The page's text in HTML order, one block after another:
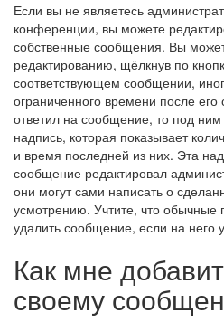
Если вы не являетесь
конференции, вы можете
собственные сообщения. Вы
редактированию, щёлкнув по
соответствующем сообщении,
ограниченного времени после его
ответил на сообщение, то под
надпись, которая показывает
и время последней из них. Эта
сообщение редактировал
они могут сами написать о
усмотрению. Учтите, что обычные
удалить сообщение, если на него
Как мне
своему